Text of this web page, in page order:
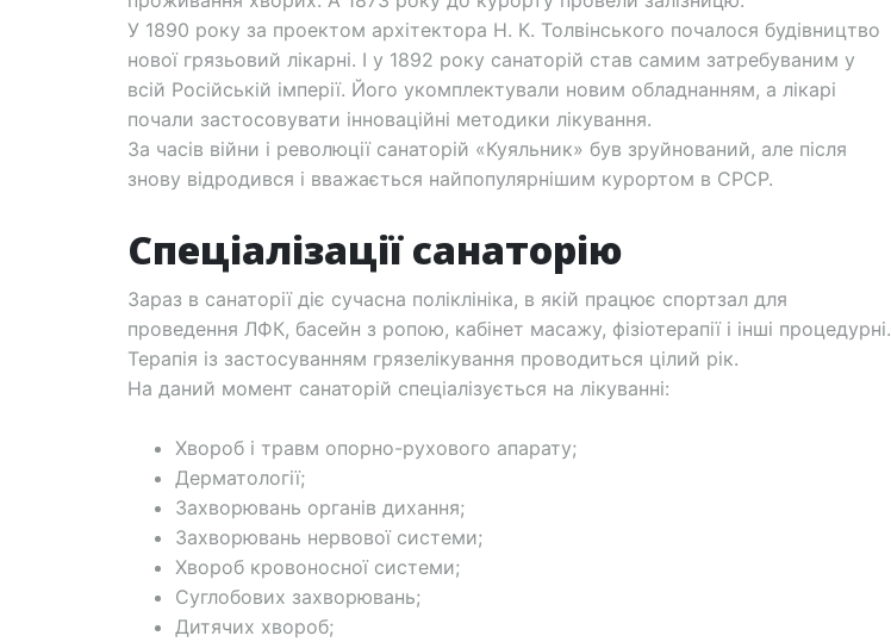
У 1890 року за проектом архітектора Н. К. Толвінського почалося будівництво
нової грязьовий лікарні. І у 1892 року санаторій став самим затребуваним у
всій Російській імперії. Його укомплектували новим обладнанням, а лікарі
почали застосовувати інноваційні методики лікування.
За часів війни і революції санаторій «Куяльник» був зруйнований, але після
знову відродився і вважається найпопулярнішим курортом в СРСР.
Спеціалізації санаторію
Зараз в санаторії діє сучасна поліклініка, в якій працює спортзал для
проведення ЛФК, басейн з ропою, кабінет масажу, фізіотерапії і інші процедурні.
Терапія із застосуванням грязелікування проводиться цілий рік.
На даний момент санаторій спеціалізується на лікуванні:
Хвороб і травм опорно-рухового апарату;
Дерматології;
Захворювань органів дихання;
Захворювань нервової системи;
Хвороб кровоносної системи;
Суглобових захворювань;
Дитячих хвороб;